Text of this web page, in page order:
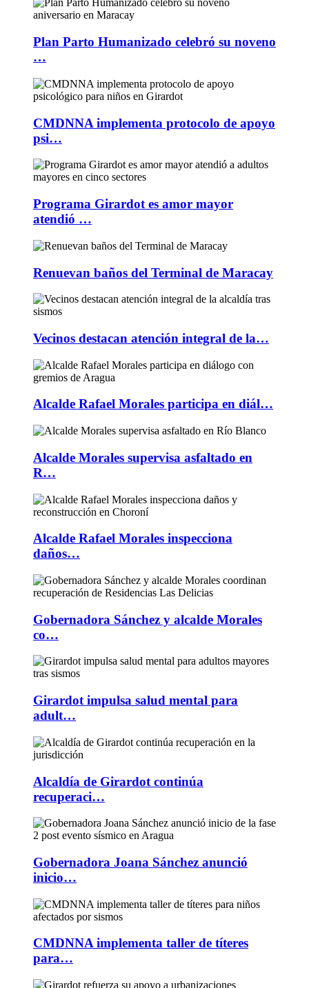
Plan Parto Humanizado celebró su noveno
…
CMDNNA implementa protocolo de apoyo
psi…
Programa Girardot es amor mayor
atendió …
Renuevan baños del Terminal de Maracay
Vecinos destacan atención integral de la…
Alcalde Rafael Morales participa en diál…
Alcalde Morales supervisa asfaltado en
R…
Alcalde Rafael Morales inspecciona
daños…
Gobernadora Sánchez y alcalde Morales
co…
Girardot impulsa salud mental para
adult…
Alcaldía de Girardot continúa
recuperaci…
Gobernadora Joana Sánchez anunció
inicio…
CMDNNA implementa taller de títeres
para…